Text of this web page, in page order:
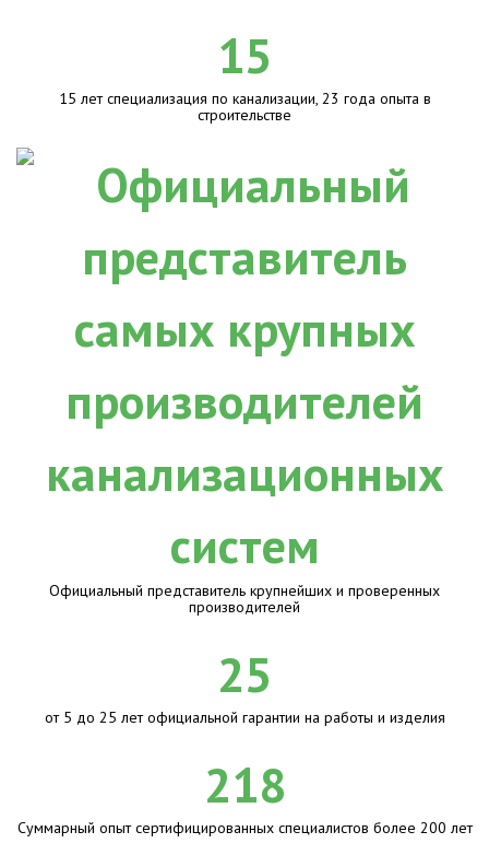
15
15 лет специализация по канализации, 23 года опыта в
строительстве
Официальный представитель крупнейших и проверенных
производителей
25
от 5 до 25 лет официальной гарантии на работы и изделия
218
Суммарный опыт сертифицированных специалистов более 200 лет